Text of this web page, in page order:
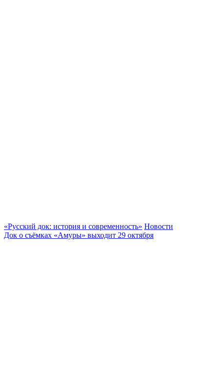
«Русский док: история и современность» Новости
Док о съёмках «Амуры» выходит 29 октября